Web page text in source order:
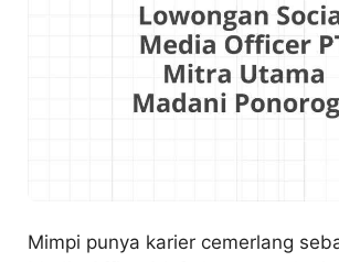
Mimpi punya karier cemerlang